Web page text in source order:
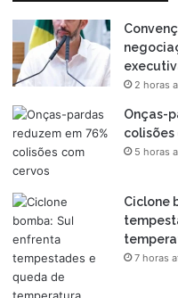
2 horas
Onças-
colisões
5 horas
Ciclone
7 horas